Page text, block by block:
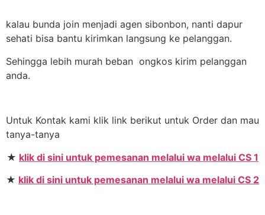
kalau bunda join menjadi agen sibonbon, nanti dapur
sehati bisa bantu kirimkan langsung ke pelanggan.
Sehingga lebih murah beban ongkos kirim pelanggan
anda.
Untuk Kontak kami klik link berikut untuk Order dan mau
tanya-tanya
★ klik di sini untuk pemesanan melalui wa melalui CS 1
★ klik di sini untuk pemesanan melalui wa melalui CS 2